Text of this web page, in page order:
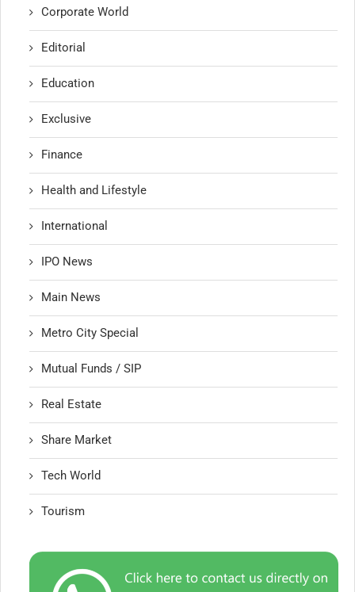
Corporate World
Editorial
Education
Exclusive
Finance
Health and Lifestyle
International
IPO News
Main News
Metro City Special
Mutual Funds / SIP
Real Estate
Share Market
Tech World
Tourism